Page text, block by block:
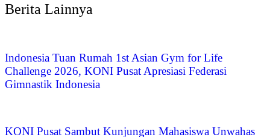
Berita Lainnya
Indonesia Tuan Rumah 1st Asian Gym for Life
Challenge 2026, KONI Pusat Apresiasi Federasi
Gimnastik Indonesia
KONI Pusat Sambut Kunjungan Mahasiswa Unwahas